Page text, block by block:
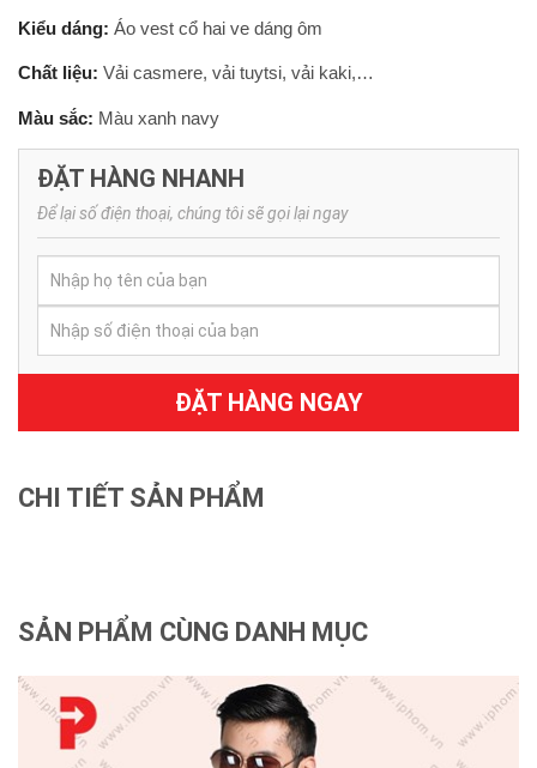
Kiểu dáng: Áo vest cổ hai ve dáng ôm
Chất liệu: Vải casmere, vải tuytsi, vải kaki,…
Màu sắc: Màu xanh navy
ĐẶT HÀNG NHANH
Để lại số điện thoại, chúng tôi sẽ gọi lại ngay
ĐẶT HÀNG NGAY
CHI TIẾT SẢN PHẨM
SẢN PHẨM CÙNG DANH MỤC